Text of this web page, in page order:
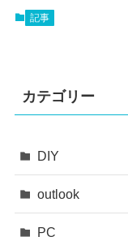
記事
カテゴリー
DIY
outlook
PC